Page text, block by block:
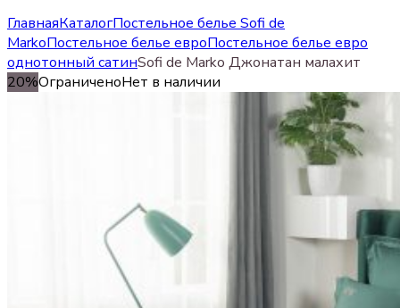
ГлавнаяКаталогПостельное белье Sofi de
MarkoПостельное белье евроПостельное белье евро
однотонный сатинSofi de Marko Джонатан малахит
20%ОграниченоНет в наличии